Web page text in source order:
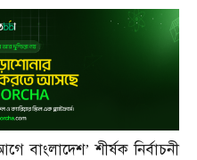
বাংলাদেশ’ শীর্ষক নির্বাচনী